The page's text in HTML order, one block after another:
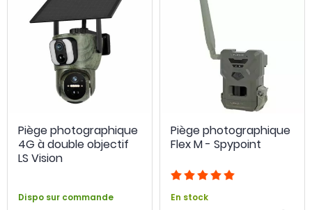
Piège photographique
4G à double objectif
LS Vision
Dispo sur commande
Piège photographique
Flex M - Spypoint
En stock